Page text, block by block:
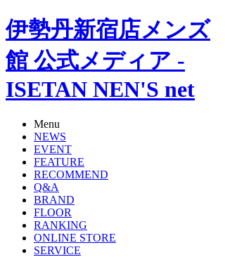
伊勢丹新宿店メンズ
館 公式メディア -
ISETAN NEN'S net
Menu
NEWS
EVENT
FEATURE
RECOMMEND
Q&A
BRAND
FLOOR
RANKING
ONLINE STORE
SERVICE